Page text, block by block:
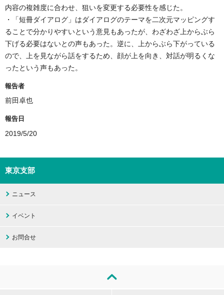
内容の複雑度に合わせ、狙いを変更する必要性を感じた。
・「短冊ダイアログ」はダイアログのテーマを二次元マッピングす
ることで分かりやすいという意見もあったが、わざわざ上からぶら
下げる必要はないとの声もあった。逆に、上からぶら下がっている
ので、上を見ながら話をするため、顔が上を向き、対話が明るくな
ったという声もあった。
報告者
前田卓也
報告日
2019/5/20
東京支部
ニュース
イベント
お問合せ